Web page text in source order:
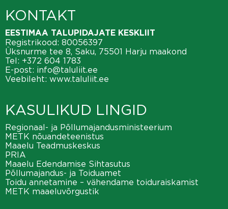
KONTAKT
EESTIMAA TALUPIDAJATE KESKLIIT
Registrikood: 80056397
Üksnurme tee 8, Saku, 75501 Harju maakond
Tel: +372 604 1783
E-post: info@taluliit.ee
Veebileht: www.taluliit.ee
KASULIKUD LINGID
Regionaal- ja Põllumajandusministeerium
METK nõuandeteenistus
Maaelu Teadmuskeskus
PRIA
Maaelu Edendamise Sihtasutus
Põllumajandus- ja Toiduamet
Toidu annetamine – vähendame toiduraiskamist
METK maaeluvõrgustik